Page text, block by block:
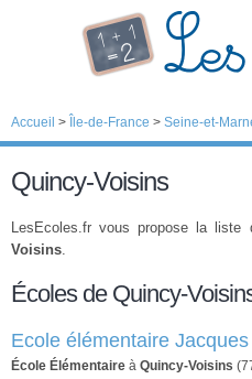
Accueil > Île-de-France > Seine-et-
Quincy-Voisins
LesEcoles.fr vous propose la liste
Voisins.
Écoles de Quincy-
Ecole élémentaire
École Élémentaire à Quincy-Voisins